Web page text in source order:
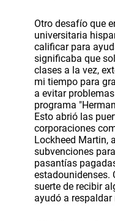
Otro desafío que
universitaria
calificar para
significaba que
clases a la vez,
mi tiempo para
a evitar
programa
Esto abrió las
corporaciones
Lockheed Martin,
subvenciones
pasantías
estadounidenses.
suerte de recibir
ayudó a